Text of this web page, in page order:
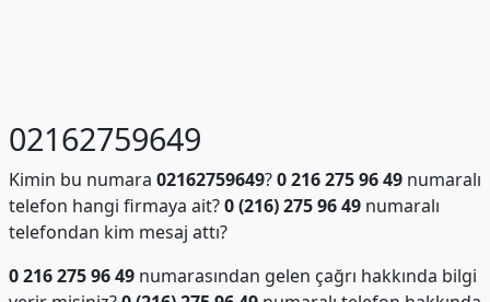
02162759649
Kimin bu numara 02162759649?0 216 275 96 49numaralı
telefon hangi firmaya ait?0 (216) 275 96 49numaralı
telefondan kim mesaj attı?
0 216 275 96 49numarasından gelen çağrı hakkında bilgi